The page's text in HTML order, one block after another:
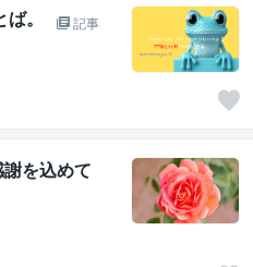
。
記事
を込めて